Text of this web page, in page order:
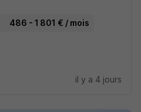
486 - 1 801 € / mois
il y a 4 jours